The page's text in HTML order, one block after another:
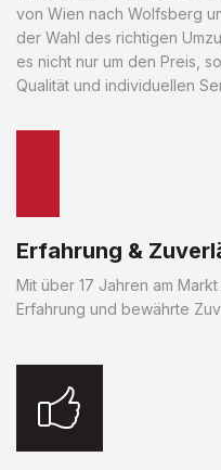
von Wien nach Wolfsberg
der Wahl des richtigen
es nicht nur um den Preis,
Qualität und individuellen
Erfahrung &
Mit über 17 Jahren am
Erfahrung und bewährte